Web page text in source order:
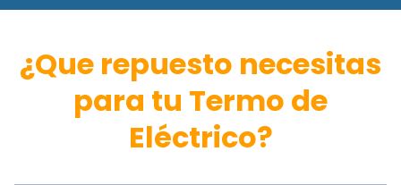
¿Que repuesto necesitas
para tu Termo de
Eléctrico?